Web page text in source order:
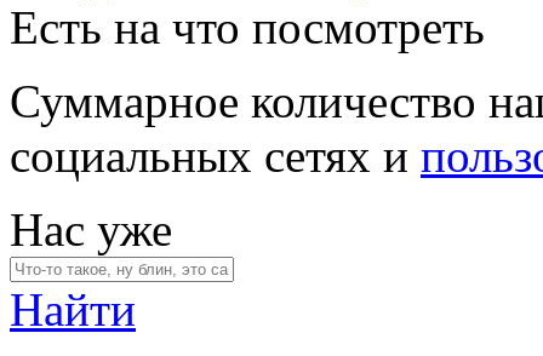
Есть на что посмотреть
Суммарное количество
социальных сетях и
Нас уже
Найти